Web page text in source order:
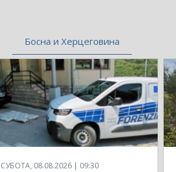
Босна и Херцеговина
СУБОТА, 08.08.2026 | 09:30